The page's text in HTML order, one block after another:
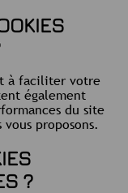
à faciliter votre
également
du site
proposons.
?